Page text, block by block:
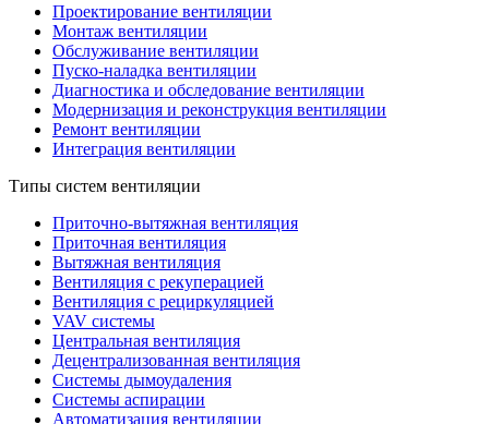
Проектирование вентиляции
Монтаж вентиляции
Обслуживание вентиляции
Пуско-наладка вентиляции
Диагностика и обследование вентиляции
Модернизация и реконструкция вентиляции
Ремонт вентиляции
Интеграция вентиляции
Типы систем вентиляции
Приточно-вытяжная вентиляция
Приточная вентиляция
Вытяжная вентиляция
Вентиляция с рекуперацией
Вентиляция с рециркуляцией
VAV системы
Центральная вентиляция
Децентрализованная вентиляция
Системы дымоудаления
Системы аспирации
Автоматизация вентиляции